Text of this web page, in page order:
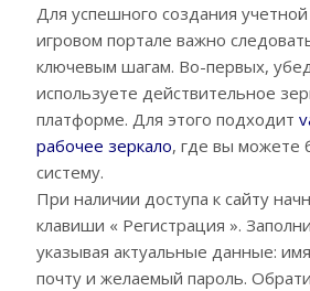
Для успешного создания учетной
игровом портале важно
ключевым шагам. Во-первых,
используете действительное
платформе. Для этого подходит
рабочее зеркало, где вы можете
систему.
При наличии доступа к сайту
клавиши « Регистрация ».
указывая актуальные данные:
почту и желаемый пароль.